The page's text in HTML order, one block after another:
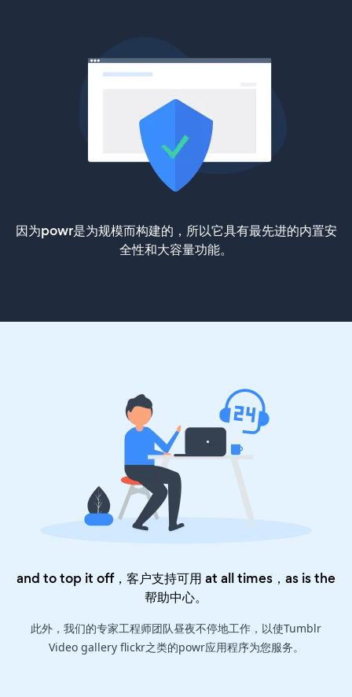
因为powr是为规模而构建的，所以它具有最先进的内置安
全性和大容量功能。
and to top it off，客户支持可用 at all times，as is the
帮助中心。
此外，我们的专家工程师团队昼夜不停地工作，以使Tumblr
Video gallery flickr之类的powr应用程序为您服务。